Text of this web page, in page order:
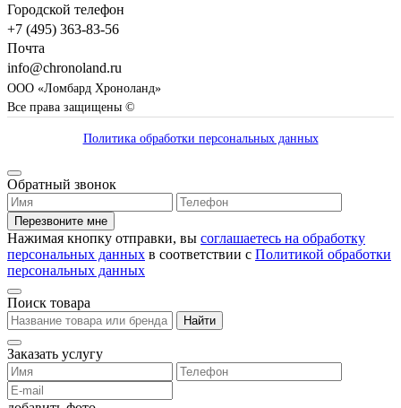
Городской телефон
+7 (495) 363-83-56
Почта
info@chronoland.ru
ООО «Ломбард Хроноланд»
Все права защищены ©
Политика обработки персональных данных
Обратный звонок
Перезвоните мне
Нажимая кнопку отправки, вы соглашаетесь на обработку
персональных данных в соответствии с Политикой обработки
персональных данных
Поиск товара
Найти
Заказать услугу